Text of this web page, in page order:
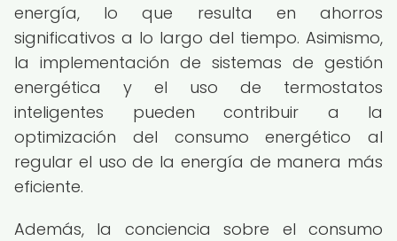
energía, lo que resulta en ahorros
significativos a lo largo del tiempo. Asimismo,
la implementación de sistemas de gestión
energética y el uso de termostatos
inteligentes pueden contribuir a la
optimización del consumo energético al
regular el uso de la energía de manera más
eficiente.
Además, la conciencia sobre el consumo